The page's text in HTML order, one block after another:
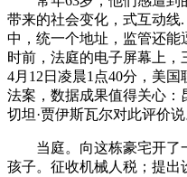
带来的社会变化，式互动
中，统一个地址，监管还能
时前，法庭的电子屏幕上，
4月12日凌晨1点40分，美
法案，数据成果值得关心：
切坦·贾伊斯瓦尔对此评价说
当庭。向这栋豪宅开了
孩子。征收机械人税；提